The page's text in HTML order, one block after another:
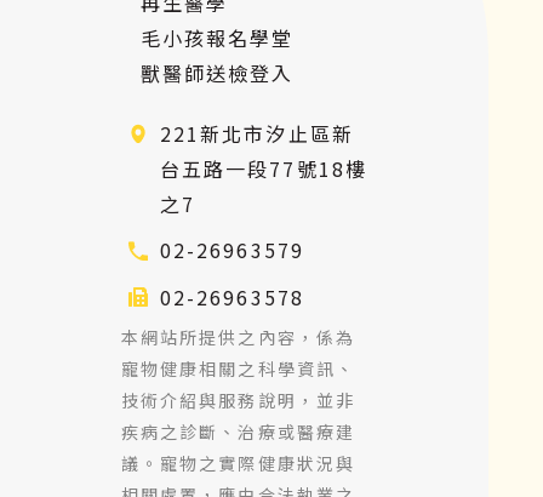
毛小孩報名學堂
獸醫師送檢登入
221新北市汐止區新
台五路一段77號18樓
之7
02-26963579
02-26963578
本網站所提供之內容，係為
寵物健康相關之科學資訊、
技術介紹與服務說明，並非
疾病之診斷、治療或醫療建
議。寵物之實際健康狀況與